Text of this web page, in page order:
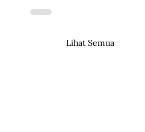
Lihat Semua